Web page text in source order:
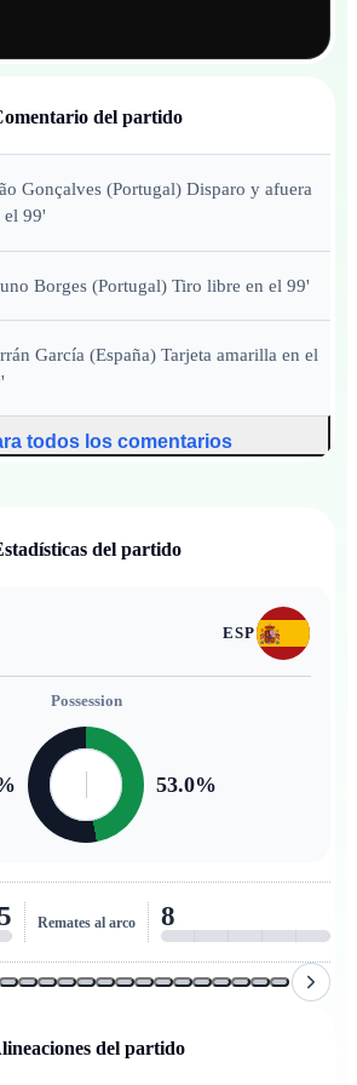
del partido
del partido
Gonçalves (Portugal) Disparo y afuera
el 99'
Borges (Portugal) Tiro libre en el 99'
García (España) Tarjeta amarilla en el
todos los comentarios
del partido
ESP
Possession
53.0%
5 Remates al arco 8